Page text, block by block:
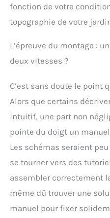
fonction de votre
topographie de votre
L’épreuve du montage :
deux vitesses ?
C’est sans doute le point
Alors que certains
intuitif, une part non
pointe du doigt un
Les schémas seraient
se tourner vers des
assembler correctement
même dû trouver une
manuel pour fixer